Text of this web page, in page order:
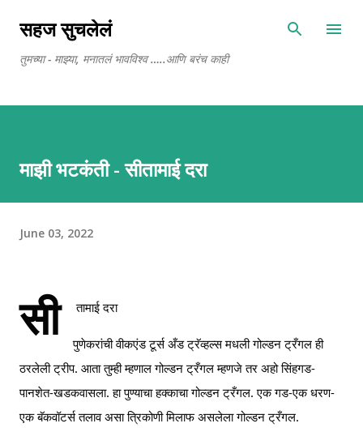
सहज सुचलेलं
तुमच्या - माझ्या, मनातलं भावविश्व …..आणि बरंच काही
माझी भटकंती - सीतामाई दरा
June 03, 2022
सी तामाई दरा
पुणेकरांची वीकएंड टूर्स अँड ट्रॅव्हल्स मधली गोल्डन ट्रँगल ही
ठरलेली ट्रीप. आता तुम्ही म्हणाल गोल्डन ट्रँगल म्हणजे तर अहो सिंहगड-
पानशेत-खडकवासला. हा पुण्याचा हक्काचा गोल्डन ट्रँगल. एक गड-एक धरण-
एक बॅकवॉटर्स तलाव असा त्रिकोणी मिलाफ असलेला गोल्डन ट्रँगल.